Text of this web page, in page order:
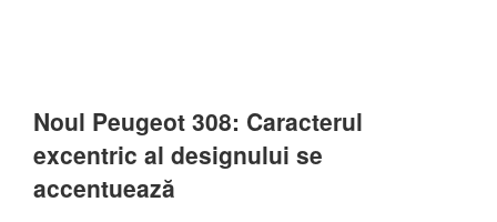
Noul Peugeot 308: Caracterul
excentric al designului se
accentuează